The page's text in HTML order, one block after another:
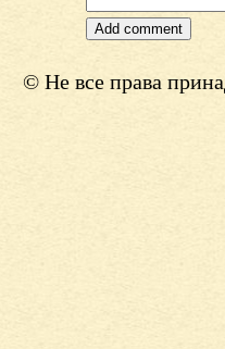
© Не все права